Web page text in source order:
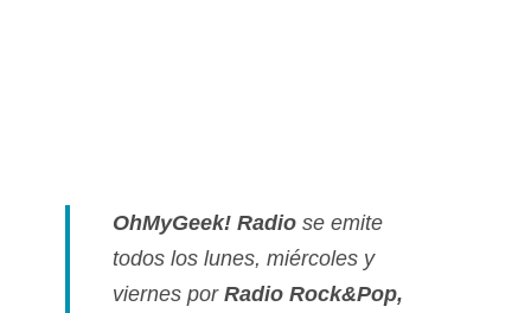
OhMyGeek! Radio se emite
todos los lunes, miércoles y
viernes por Radio Rock&Pop,